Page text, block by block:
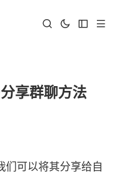
享群聊方法
可以将其分享给自